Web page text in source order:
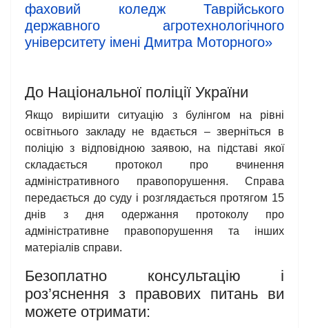
фаховий коледж Таврійського
державного агротехнологічного
університету імені Дмитра Моторного»
До Національної поліції України
Якщо вирішити ситуацію з булінгом на рівні
освітнього закладу не вдається – зверніться в
поліцію з відповідною заявою, на підставі якої
складається протокол про вчинення
адміністративного правопорушення. Справа
передається до суду і розглядається протягом 15
днів з дня одержання протоколу про
адміністративне правопорушення та інших
матеріалів справи.
Безоплатно консультацію і
роз’яснення з правових питань ви
можете отримати: